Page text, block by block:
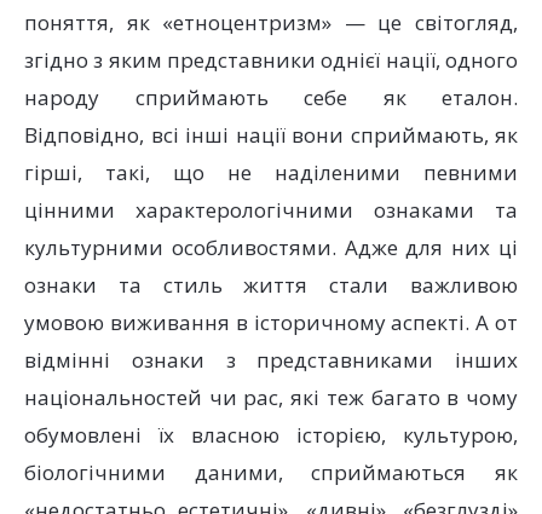
поняття, як «етноцентризм» — це світогляд,
згідно з яким представники однієї нації, одного
народу сприймають себе як еталон.
Відповідно, всі інші нації вони сприймають, як
гірші, такі, що не наділеними певними
цінними характерологічними ознаками та
культурними особливостями. Адже для них ці
ознаки та стиль життя стали важливою
умовою виживання в історичному аспекті. А от
відмінні ознаки з представниками інших
національностей чи рас, які теж багато в чому
обумовлені їх власною історією, культурою,
біологічними даними, сприймаються як